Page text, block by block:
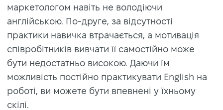
маркетологом навіть не володіючи
англійською. По-друге, за відсутності
практики навичка втрачається, а мотивація
співробітників вивчати її самостійно може
бути недостатньо високою. Даючи їм
можливість постійно практикувати English на
роботі, ви можете бути впевнені у їхньому
скілі.